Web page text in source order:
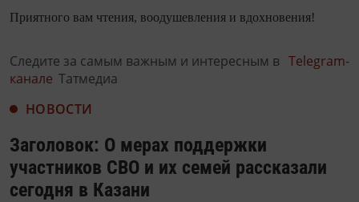
Приятного вам чтения, воодушевления и вдохновения!
Следите за самым важным и интересным в Telegram-
канале Татмедиа
НОВОСТИ
Заголовок: О мерах поддержки
участников СВО и их семей рассказали
сегодня в Казани